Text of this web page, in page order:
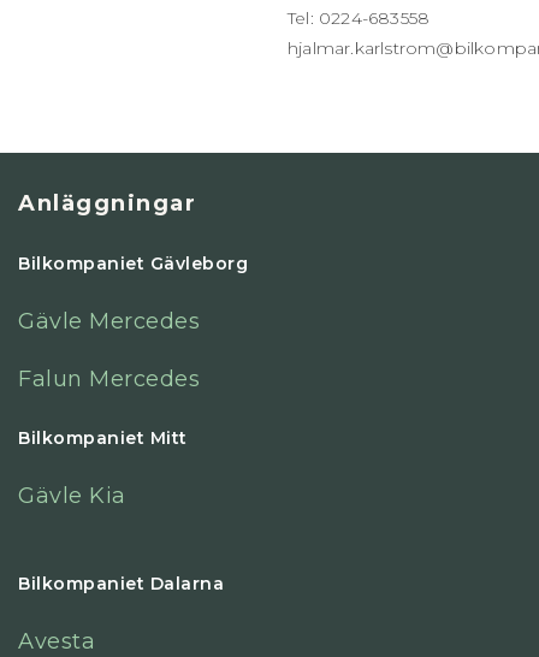
Tel: 0224-683558
Anläggningar
Bilkompaniet Gävleborg
Gävle Mercedes
Falun Mercedes
Bilkompaniet Mitt
Gävle Kia
Bilkompaniet Dalarna
Avesta